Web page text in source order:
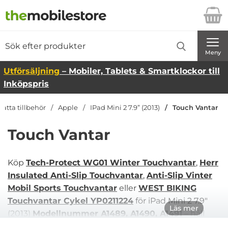
Startsidan för Danira Telecom AB
Meny
Utförsäljning – Mobiler, Tablets & Smartklockor till
Inköpspris
tillbehör Apple IPad Mini 2 7.9” (2013) Touch Vantar
Touch Vantar
Läs mer
Köp Tech-Protect WG01 Winter Touchvantar, Herr
Insulated Anti-Slip Touchvantar, Anti-Slip Vinter
Mobil Sports Touchvantar eller WEST BIKING
Touchvantar Cykel YP0211224 för iPad Mini 2 7.9"
(2013) Modellnummer A1489, A1490, A1491– håll